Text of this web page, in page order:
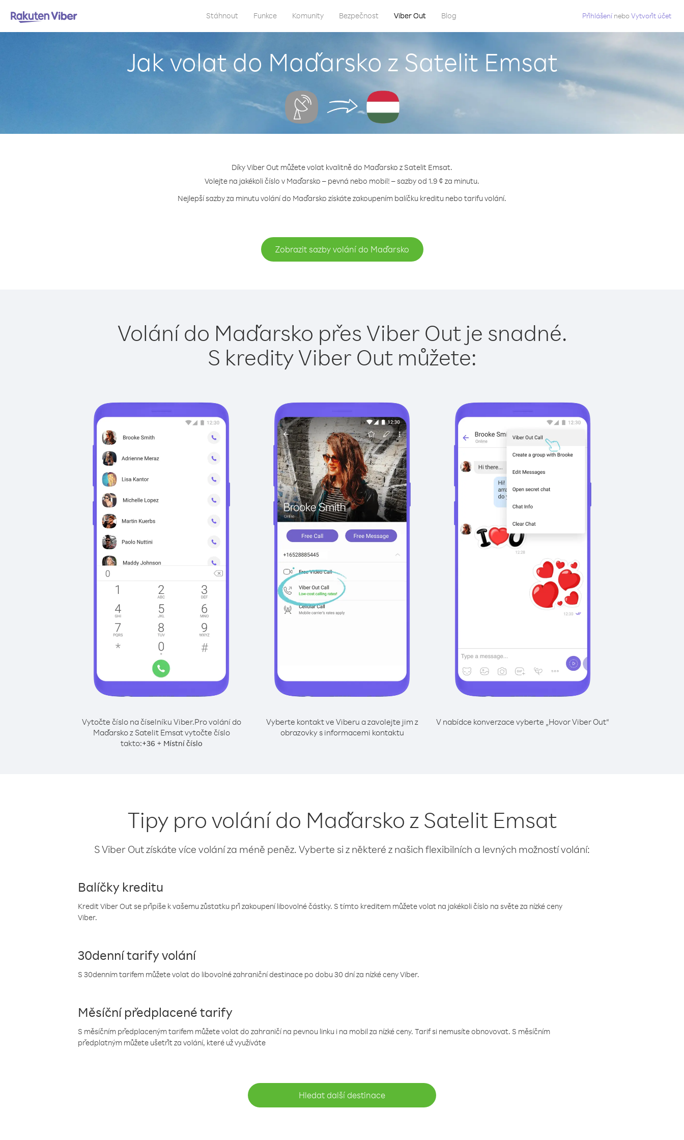
Stáhnout Funkce Komunity Bezpečnost Viber Out Blog Přihlášení neboVytvořit účet
Jak volat do Maďarsko z Satelit Emsat
Díky Viber Out můžete volat kvalitně do Maďarsko z Satelit Emsat.
Volejte na jakékoli číslo v Maďarsko – pevná nebo mobil! – sazby od 1.9 ¢ za minutu.
Nejlepší sazby za minutu volání do Maďarsko získáte zakoupením balíčku kreditu nebo tarifu volání.
Zobrazit sazby volání do Maďarsko
Volání do Maďarsko přes Viber Out je snadné.
S kredity Viber Out můžete:
Vytočte číslo na číselníku Viber.Pro volání do
Maďarsko z Satelit Emsat vytočte číslo
takto:+36 + Místní číslo
Vyberte kontakt ve Viberu a zavolejte jim z
obrazovky s informacemi kontaktu
V nabídce konverzace vyberte „Hovor Viber Out“
Tipy pro volání do Maďarsko z Satelit Emsat
S Viber Out získáte více volání za méně peněz. Vyberte si z některé z našich flexibilních a levných možností volání:
Balíčky kreditu
Kredit Viber Out se připíše k vašemu zůstatku při zakoupení libovolné částky. S tímto kreditem můžete volat na jakékoli číslo na světe za nízké ceny
Viber.
30denní tarify volání
S 30denním tarifem můžete volat do libovolné zahraniční destinace po dobu 30 dní za nízké ceny Viber.
Měsíční předplacené tarify
S měsíčním předplaceným tarifem můžete volat do zahraničí na pevnou linku i na mobil za nízké ceny. Tarif si nemusíte obnovovat. S měsíčním
předplatným můžete ušetřit za volání, které už využíváte
Hledat další destinace